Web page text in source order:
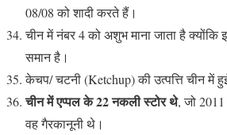
08/08 को शादी करते हैं।
चीन में नंबर 4 को अशुभ माना जाता है क्योंकि
समान है।
केचप/ चटनी (Ketchup) की उत्पत्ति चीन में
चीन में एप्पल के 22 नकली स्टोर थे, जो
वह गैरकानूनी थे।